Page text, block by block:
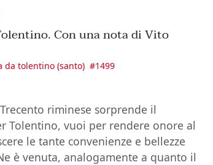
Con una nota di Vito
da tolentino (santo) #1499
riminese sorprende il
Tolentino, vuoi per rendere onore al
le tante convenienze e bellezze
è venuta, analogamente a quanto il